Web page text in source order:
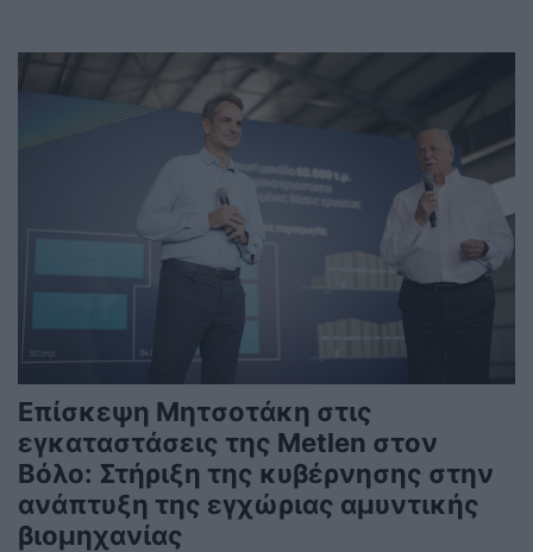
Επίσκεψη Μητσοτάκη στις
εγκαταστάσεις της Metlen στον
Βόλο: Στήριξη της κυβέρνησης στην
ανάπτυξη της εγχώριας αμυντικής
βιομηχανίας